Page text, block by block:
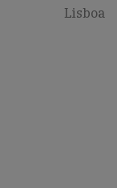
Lisboa